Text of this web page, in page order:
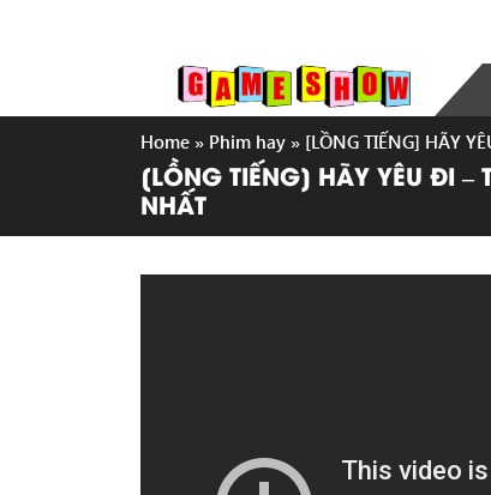
Home » Phim hay » [LỒNG TIẾNG] HÃY
[LỒNG TIẾNG] HÃY YÊU ĐI –
NHẤT